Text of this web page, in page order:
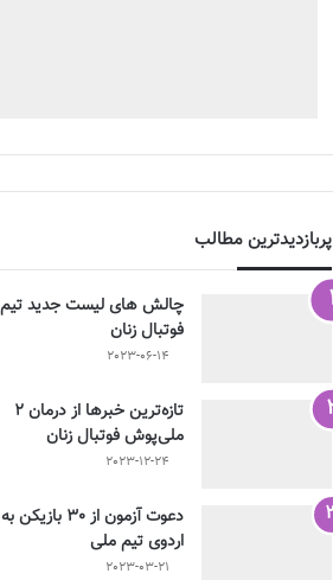
پربازدیدترین مطالب
چالش هاى ليست جدید
فوتبال زنان
2023-06-14
تازه‌ترین خبرها از درمان ۲
ملی‌پوش فوتبال زنان
2023-12-24
دعوت آزمون از 30 بازیکن به
اردوی تیم ملی
2023-03-21